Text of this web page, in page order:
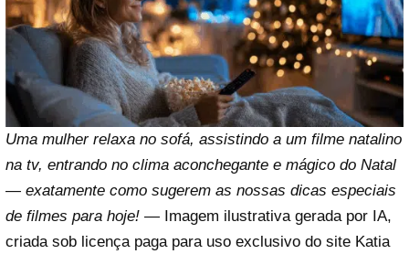
Uma mulher relaxa no sofá, assistindo a um filme natalino
na tv, entrando no clima aconchegante e mágico do Natal
— exatamente como sugerem as nossas dicas especiais
de filmes para hoje! — Imagem ilustrativa gerada por IA,
criada sob licença paga para uso exclusivo do site Katia